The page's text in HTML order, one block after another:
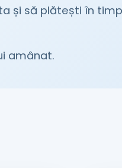
și să plătești în
amânat.